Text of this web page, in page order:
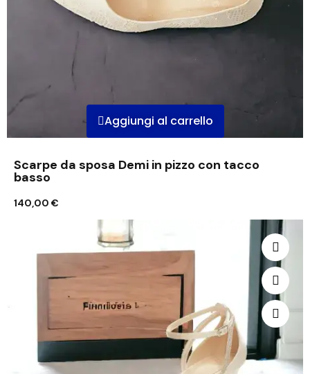
Aggiungi al carrello
Scarpe da sposa Demi in pizzo con tacco
basso
140,00 €